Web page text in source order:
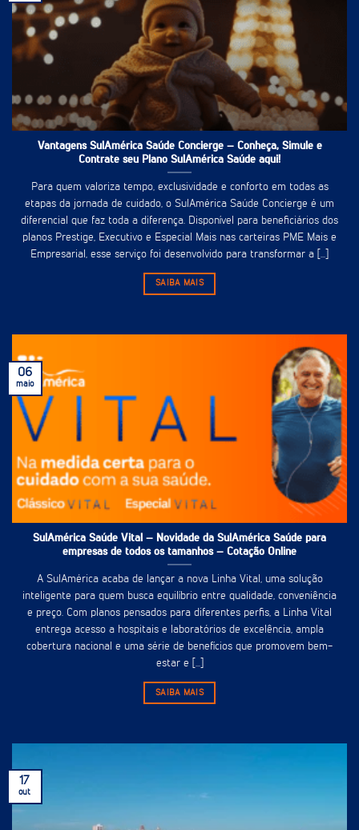
Vantagens SulAmérica Saúde Concierge – Conheça, Simule e
Contrate seu Plano SulAmérica Saúde aqui!
Para quem valoriza tempo, exclusividade e conforto em todas as
etapas da jornada de cuidado, o SulAmérica Saúde Concierge é um
diferencial que faz toda a diferença. Disponível para beneficiários dos
planos Prestige, Executivo e Especial Mais nas carteiras PME Mais e
Empresarial, esse serviço foi desenvolvido para transformar a [...]
SAIBA MAIS
SulAmérica Saúde Vital – Novidade da SulAmérica Saúde para
empresas de todos os tamanhos – Cotação Online
A SulAmérica acaba de lançar a nova Linha Vital, uma solução
inteligente para quem busca equilíbrio entre qualidade, conveniência
e preço. Com planos pensados para diferentes perfis, a Linha Vital
entrega acesso a hospitais e laboratórios de excelência, ampla
cobertura nacional e uma série de benefícios que promovem bem-
estar e [...]
SAIBA MAIS
06
maio
17
out